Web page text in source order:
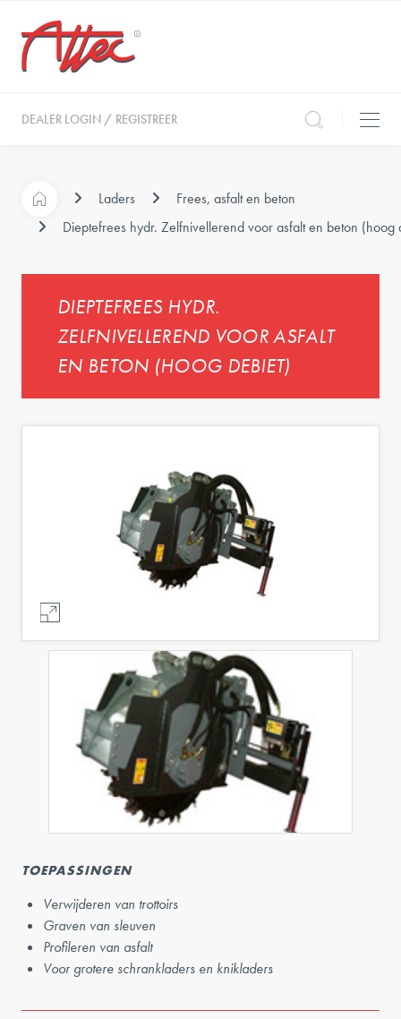
DEALER LOGIN / REGISTREER
Laders
Frees, asfalt en beton
Dieptefrees hydr. Zelfnivellerend voor asfalt en beton (hoog
DIEPTEFREES HYDR.
ZELFNIVELLEREND VOOR ASFALT
EN BETON (HOOG DEBIET)
TOEPASSINGEN
Verwijderen van trottoirs
Graven van sleuven
Profileren van asfalt
Voor grotere schrankladers en knikladers